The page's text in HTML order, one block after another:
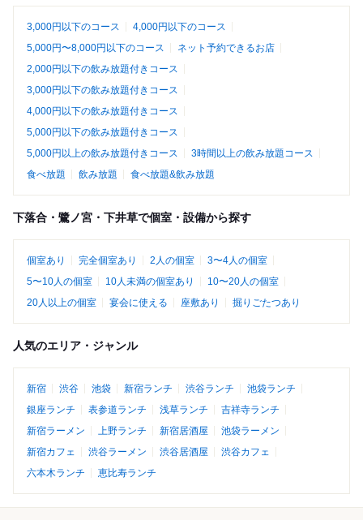
3,000円以下のコース
4,000円以下のコース
5,000円〜8,000円以下のコース
ネット予約できるお店
2,000円以下の飲み放題付きコース
3,000円以下の飲み放題付きコース
4,000円以下の飲み放題付きコース
5,000円以下の飲み放題付きコース
5,000円以上の飲み放題付きコース
3時間以上の飲み放題コース
食べ放題
飲み放題 食べ放題&飲み放題
下落合・鷺ノ宮・下井草で個室・設備から探す
個室あり 完全個室あり 2人の個室
3〜4人の個室
5〜10人の個室
10人未満の個室あり
10〜20人の個室
20人以上の個室
宴会に使える 座敷あり 掘りごたつあり
人気のエリア・ジャンル
新宿 渋谷 池袋 新宿ランチ 渋谷ランチ
池袋ランチ
銀座ランチ
表参道ランチ 浅草ランチ
吉祥寺ランチ
新宿ラーメン
上野ランチ 新宿居酒屋
池袋ラーメン
新宿カフェ
渋谷ラーメン 渋谷居酒屋
渋谷カフェ
六本木ランチ
恵比寿ランチ